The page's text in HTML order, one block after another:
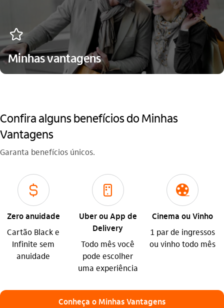
favorito_outline
Minhas vantagens
Confira alguns benefícios do Minhas
Vantagens
Garanta benefícios únicos.
icon-itaufonts_cifrao
Zero anuidade
Cartão Black e
Infinite sem
anuidade
aplicativos_outline
Uber ou App de
Delivery
Todo mês você
pode escolher
uma experiência
icon-itaufonts_50_cinema
Cinema ou Vinho
1 par de ingressos
ou vinho todo mês
Conheça o Minhas Vantagens